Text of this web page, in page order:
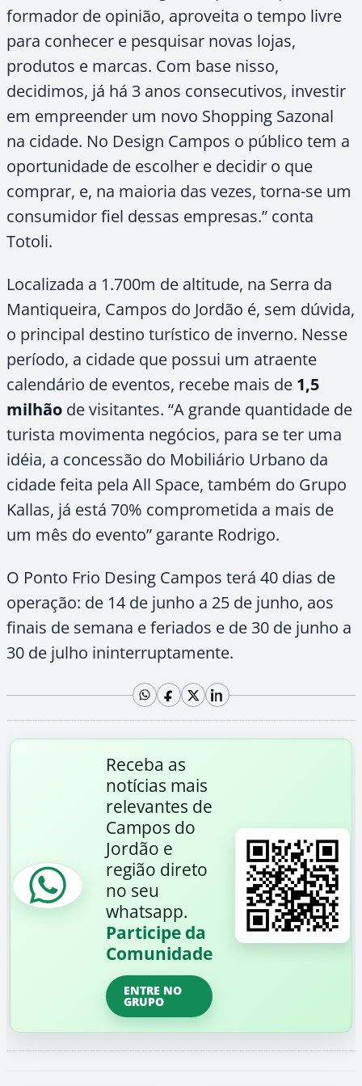
formador de opinião, aproveita o tempo livre
para conhecer e pesquisar novas lojas,
produtos e marcas. Com base nisso,
decidimos, já há 3 anos consecutivos, investir
em empreender um novo Shopping Sazonal
na cidade. No Design Campos o público tem a
oportunidade de escolher e decidir o que
comprar, e, na maioria das vezes, torna-se um
consumidor fiel dessas empresas.” conta
Totoli.
Localizada a 1.700m de altitude, na Serra da
Mantiqueira, Campos do Jordão é, sem dúvida,
o principal destino turístico de inverno. Nesse
período, a cidade que possui um atraente
calendário de eventos, recebe mais de 1,5
milhão de visitantes. “A grande quantidade de
turista movimenta negócios, para se ter uma
idéia, a concessão do Mobiliário Urbano da
cidade feita pela All Space, também do Grupo
Kallas, já está 70% comprometida a mais de
um mês do evento” garante Rodrigo.
O Ponto Frio Desing Campos terá 40 dias de
operação: de 14 de junho a 25 de junho, aos
finais de semana e feriados e de 30 de junho a
30 de julho ininterruptamente.
Receba as
notícias mais
relevantes de
Campos do
Jordão e
região direto
no seu
whatsapp.
Participe da
Comunidade
ENTRE NO
GRUPO